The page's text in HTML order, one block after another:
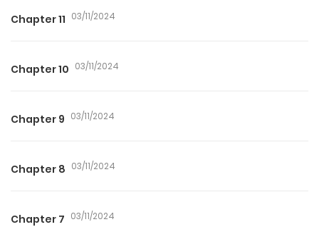
Chapter 11 03/11/2024
Chapter 10 03/11/2024
Chapter 9 03/11/2024
Chapter 8 03/11/2024
Chapter 7 03/11/2024